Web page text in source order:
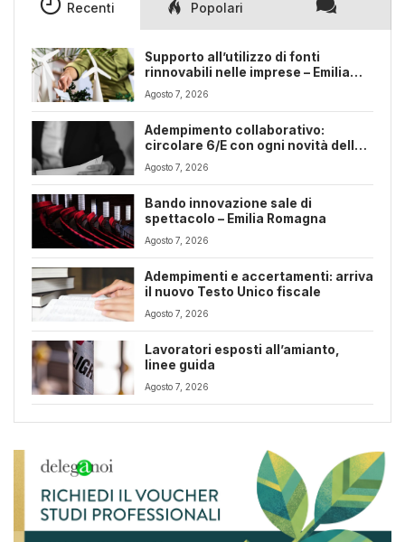
Recenti Popolari
Supporto all’utilizzo di fonti
rinnovabili nelle imprese – Emilia
Romagna
Agosto 7, 2026
Adempimento collaborativo:
circolare 6/E con ogni novità della
riforma fiscale
Agosto 7, 2026
Bando innovazione sale di
spettacolo – Emilia Romagna
Agosto 7, 2026
Adempimenti e accertamenti: arriva
il nuovo Testo Unico fiscale
Agosto 7, 2026
Lavoratori esposti all’amianto,
linee guida
Agosto 7, 2026